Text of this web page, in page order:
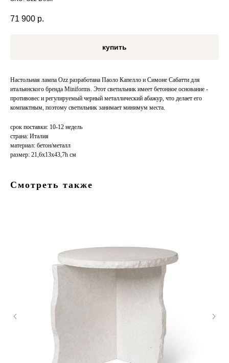
71 900 р.
купить
Настольная лампа Ozz разработана Паоло Капелло и Симоне Сабатти для
итальянского бренда Miniforms. Этот светильник имеет бетонное основание -
противовес и регулируемый черный металлический абажур, что делает его
компактным, поэтому светильник занимает минимум места.
срок поставки: 10-12 недель
страна: Италия
материал: бетон/металл
размер: 21,6x13x43,7h см
Смотреть также